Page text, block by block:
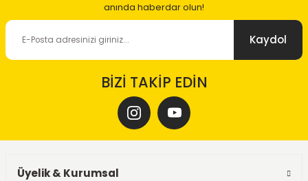
anında haberdar olun!
Kaydol
BİZİ TAKİP EDİN
Üyelik & Kurumsal